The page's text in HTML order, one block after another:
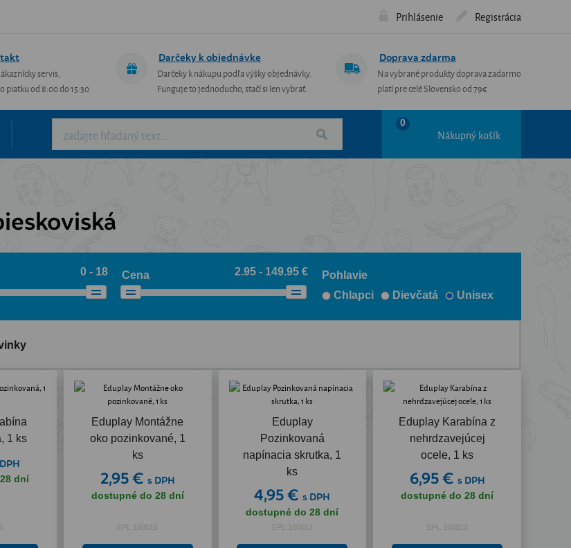
Prihlásenie Registrácia
servis,
piatku od 8:00 do 15:30
Darčeky k objednávke
Darčeky k nákupu podľa výšky objednávky.
Funguje to jednoducho, stačí si len vybrať.
Doprava zdarma
Na vybrané produkty doprava zadarmo
platí pre celé Slovensko od 79€
0
Nákupný košík
0 - 18 Cena 2.95 - 149.95 €
Pohlavie
Chlapci
Dievčatá Unisex
1 ks
dní
Eduplay Montážne
oko pozinkované, 1
ks
2,95 € s DPH
dostupné do 28 dní
EPL.160015
Eduplay
Pozinkovaná
napínacia skrutka, 1
ks
4,95 €s DPH
dostupné do 28 dní
EPL.160017
Eduplay Karabína z
nehrdzavejúcej
ocele, 1 ks
6,95 € s DPH
dostupné do 28 dní
EPL.160012